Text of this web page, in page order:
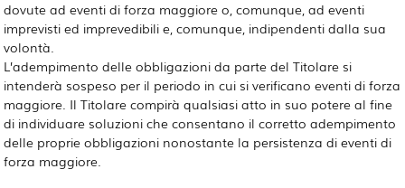
dovute ad eventi di forza maggiore o, comunque, ad eventi
imprevisti ed imprevedibili e, comunque, indipendenti dalla sua
volontà.
L’adempimento delle obbligazioni da parte del Titolare si
intenderà sospeso per il periodo in cui si verificano eventi di forza
maggiore. Il Titolare compirà qualsiasi atto in suo potere al fine
di individuare soluzioni che consentano il corretto adempimento
delle proprie obbligazioni nonostante la persistenza di eventi di
forza maggiore.